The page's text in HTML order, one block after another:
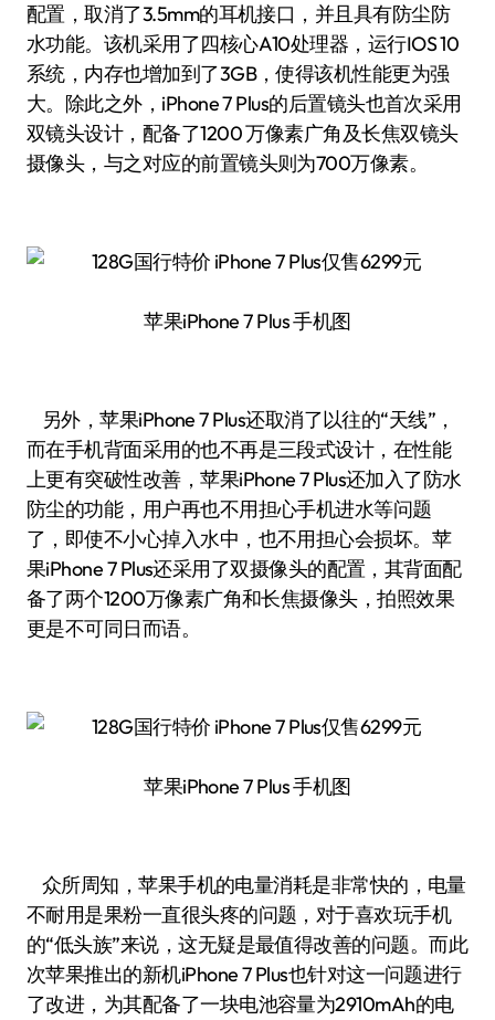
配置，取消了3.5mm的耳机接口，并且具有防尘防
水功能。该机采用了四核心A10处理器，运行IOS 10
系统，内存也增加到了3GB，使得该机性能更为强
大。除此之外，iPhone 7 Plus的后置镜头也首次采用
双镜头设计，配备了1200 万像素广角及长焦双镜头
摄像头，与之对应的前置镜头则为700万像素。
苹果iPhone 7 Plus 手机图
另外，苹果iPhone 7 Plus还取消了以往的“天线”，
而在手机背面采用的也不再是三段式设计，在性能
上更有突破性改善，苹果iPhone 7 Plus还加入了防水
防尘的功能，用户再也不用担心手机进水等问题
了，即使不小心掉入水中，也不用担心会损坏。苹
果iPhone 7 Plus还采用了双摄像头的配置，其背面配
备了两个1200万像素广角和长焦摄像头，拍照效果
更是不可同日而语。
苹果iPhone 7 Plus 手机图
众所周知，苹果手机的电量消耗是非常快的，电量
不耐用是果粉一直很头疼的问题，对于喜欢玩手机
的“低头族”来说，这无疑是最值得改善的问题。而此
次苹果推出的新机iPhone 7 Plus也针对这一问题进行
了改进，为其配备了一块电池容量为2910mAh的电